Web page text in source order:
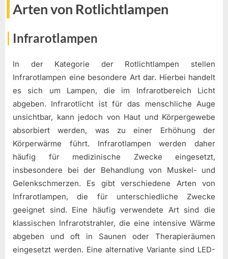
Arten von Rotlichtlampen
Infrarotlampen
In der Kategorie der Rotlichtlampen stellen
Infrarotlampen eine besondere Art dar. Hierbei handelt
es sich um Lampen, die im Infrarotbereich Licht
abgeben. Infrarotlicht ist für das menschliche Auge
unsichtbar, kann jedoch von Haut und Körpergewebe
absorbiert werden, was zu einer Erhöhung der
Körperwärme führt. Infrarotlampen werden daher
häufig für medizinische Zwecke eingesetzt,
insbesondere bei der Behandlung von Muskel- und
Gelenkschmerzen. Es gibt verschiedene Arten von
Infrarotlampen, die für unterschiedliche Zwecke
geeignet sind. Eine häufig verwendete Art sind die
klassischen Infrarotstrahler, die eine intensive Wärme
abgeben und oft in Saunen oder Therapieräumen
eingesetzt werden. Eine alternative Variante sind LED-